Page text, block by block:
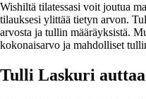
Wishiltä tilatessasi voit joutua
tilauksesi ylittää tietyn arvon.
arvosta ja tullin määräyksistä.
kokonaisarvo ja mahdolliset
Tulli Laskuri